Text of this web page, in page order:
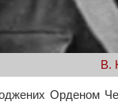
В.
Орденом